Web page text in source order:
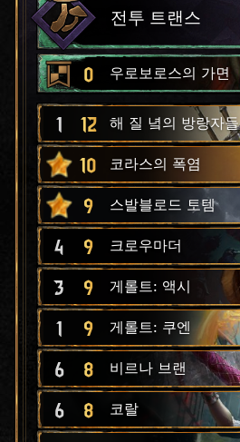
전투 트랜스
0 우로보로스의 가면
1 12 해 질 녘의 방랑자들
10 코라스의 폭염
9 스발블로드 토템
4 9 크로우마더
3 9 게롤트: 액시
1 9 게롤트: 쿠엔
6 8 비르나 브랜
6 8 코랄